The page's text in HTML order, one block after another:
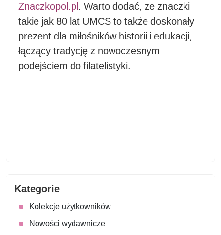
Znaczkopol.pl . Warto dodać, że znaczki
takie jak 80 lat UMCS to także doskonały
prezent dla miłośników historii i edukacji,
łączący tradycję z nowoczesnym
podejściem do filatelistyki.
Kategorie
Kolekcje użytkowników
Nowości wydawnicze